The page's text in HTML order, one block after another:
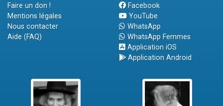
Faire un don !
Mentions légales
Nous contacter
Aide (FAQ)
Facebook
YouTube
WhatsApp
WhatsApp Femmes
Application iOS
Application Android